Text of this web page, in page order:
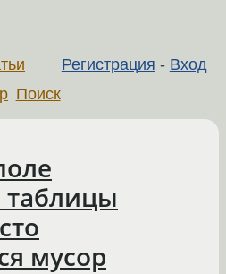
Регистрация - Вход
Поиск
таблицы
мусор